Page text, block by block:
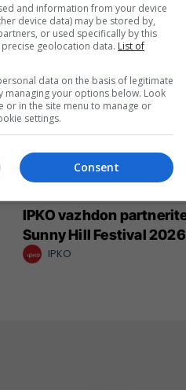
IPKO vazhdon
Sunny Hill Festival 2026
IPKO
and information from your device
device data) may be stored by,
or used specifically by this
geolocation data. List of
data on the basis of legitimate
managing your options below. Look
in the site menu to manage or
settings.
Consent